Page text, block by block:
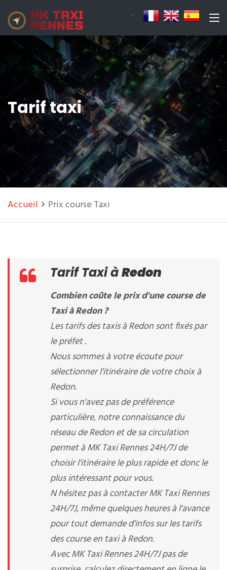
Tarif taxi
Accueil Prix course Taxi
Tarif Taxi àRedon
Combien coûte le prix d'une course de
Taxi à Redon ?
Les tarifs des taxis à Redon sont fixés par
le préfet .
Nous sommes à votre écoute pour
sélectionner l'itinéraire de votre choix à
Redon.
Si vous n'avez pas de préférence
particulière, notre connaissance du
réseau de Redon et de sa circulation
permet à MK Taxi Rennes 24H/7J de
choisir l'itinéraire le plus rapide et donc le
plus intéressant pour vous.
N hésitez pas à contacter MK Taxi Rennes
24H/7J, même quelques heures à l'avance
pour tout demande d'infos sur les tarifs
des course en taxi à Redon.
Avec MK Taxi Rennes 24H/7J pas de